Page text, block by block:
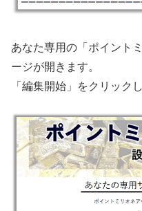
あなた専用の「ポイント
ージが開きます。
「編集開始」をクリック